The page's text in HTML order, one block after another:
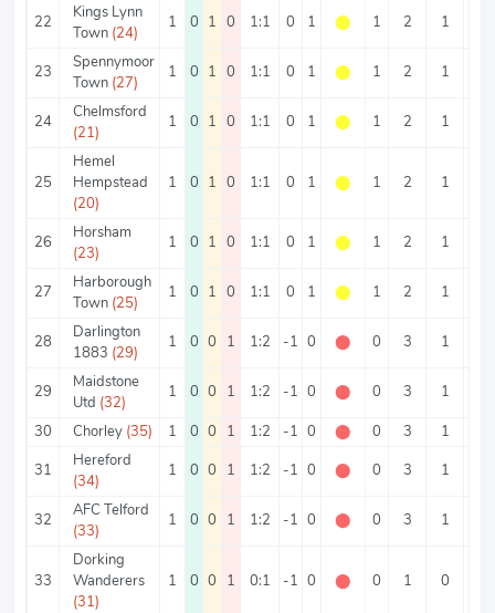
22
Kings Lynn
Town (24)
1 0 1 0 1:1 0 1 ⬤ 1 2 1
23
Spennymoor
Town (27)
1 0 1 0 1:1 0 1 ⬤ 1 2 1
24
Chelmsford
(21)
1 0 1 0 1:1 0 1 ⬤ 1 2 1
25
Hemel
Hempstead
(20)
1 0 1 0 1:1 0 1 ⬤ 1 2 1
26
Horsham
(23)
1 0 1 0 1:1 0 1 ⬤ 1 2 1
27
Harborough
Town (25)
1 0 1 0 1:1 0 1 ⬤ 1 2 1
28
Darlington
1883 (29)
1 0 0 1 1:2 -1 0 ⬤ 0 3 1
29
Maidstone
Utd (32)
1 0 0 1 1:2 -1 0 ⬤ 0 3 1
30
Chorley (35) 1 0 0 1 1:2 -1 0 ⬤ 0 3 1
31
Hereford
(34)
1 0 0 1 1:2 -1 0 ⬤ 0 3 1
32
AFC Telford
(33)
1 0 0 1 1:2 -1 0 ⬤ 0 3 1
33
Dorking
Wanderers
(31)
1 0 0 1 0:1 -1 0 ⬤ 0 1 0